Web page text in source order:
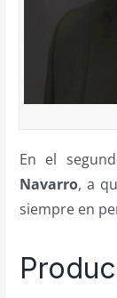
En el
Navarro, a
siempre en